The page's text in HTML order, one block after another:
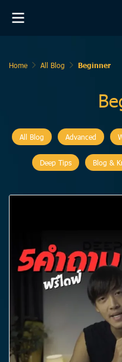
Home All Blog Beginner
All Blog Advanced
Deep Tips Blog &